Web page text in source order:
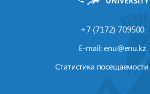
+7 (7172) 709500
E-mail:enu@enu.kz
Статистика посещаемости